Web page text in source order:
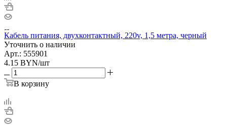
Кабель питания, двухконтактный, 220v, 1,5 метра, черный
Уточнить о наличии
Арт.: 555901
4.15 BYN/шт
В корзину